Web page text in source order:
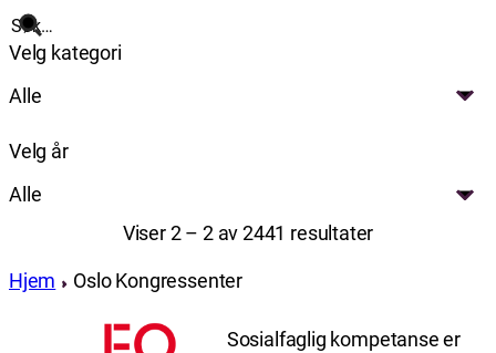
Søk
Velg kategori
Alle
Velg år
Alle
Viser 2 – 2 av 2441 resultater
Hjem Oslo Kongressenter
Sosialfaglig kompetanse er